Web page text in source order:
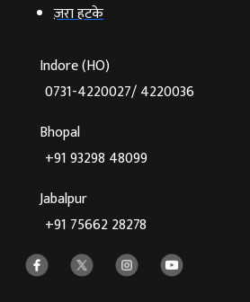
ज़रा हटके
Indore (HO)
0731-4220027/ 4220036
Bhopal
+91 93298 48099
Jabalpur
+91 75662 28278